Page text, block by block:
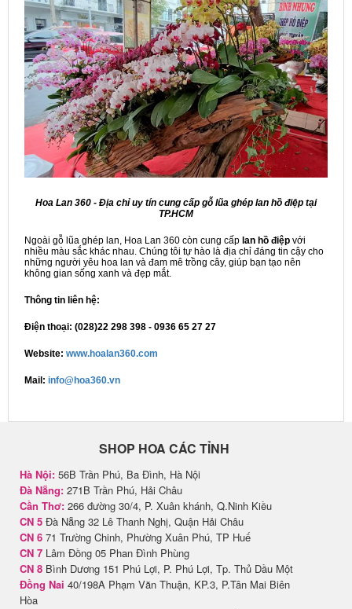
Hoa Lan 360 - Địa chỉ uy tín cung cấp gỗ lũa ghép lan hồ điệp tại
TP.HCM
Ngoài gỗ lũa ghép lan, Hoa Lan 360 còn cung cấp lan hồ điệp với
nhiều màu sắc khác nhau. Chúng tôi tự hào là địa chỉ đáng tin cậy cho
những người yêu hoa lan và đam mê trồng cây, giúp bạn tạo nên
không gian sống xanh và đẹp mắt.
Thông tin liên hệ:
Điện thoại: (028)22 298 398 - 0936 65 27 27
Website: www.hoalan360.com
Mail: info@hoa360.vn
SHOP HOA CÁC TỈNH
Hà Nội: 56B Trần Phú, Ba Đình, Hà Nội
Đà Nẵng: 271B Trần Phú, Hải Châu
Cần Thơ: 266 đường 30/4, P. Xuân khánh, Q.Ninh Kiều
CN 5 Đà Nẵng 32 Lê Thanh Nghị, Quận Hải Châu
CN 6 71 Trường Chinh, Phường Xuân Phú, TP Huế
CN 7 Lâm Đồng 05 Phan Đình Phùng
CN 8 Bình Dương 151 Phú Lợi, P. Phú Lợi, Tp. Thủ Dầu Một
Đồng Nai 40/198A Phạm Văn Thuận, KP.3, P.Tân Mai Biên
Hòa